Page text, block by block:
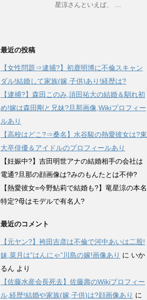
星涼さんといえば、 …
最近の投稿
【女性問題⇒逮捕?】初鹿明博に不倫スキャン
ダル!結婚して家族(嫁,子供)あり!経歴は?
【逮捕?】森田このみ,須田祐大の結婚＆馴れ初
め!嫁は森田剛と兄妹?旦那画像,Wikiプロフィー
ルあり
【高校はどこ?⇒桑名】水谷駿の熱愛彼女は?東
大卒俳優＆アイドルのプロフィールあり
【妊娠中?】吉田明世アナの結婚相手の会社は
電通?旦那の顔画像は?みのもんたとは不仲?
【熱愛彼女=今野鮎莉で結婚も?】竜星涼の本名
特定?母はモデルで有名人?
最近のコメント
【元ヤン?】袴田吉彦は不倫で河中あいは二股!
妹,菜月は”はんにゃ”川島の嫁!画像あり に いか
るん より
【佐藤水産会長死去】佐藤壽のWikiプロフィー
ル,経歴!結婚や家族(嫁,子供)は?顔画像あり に